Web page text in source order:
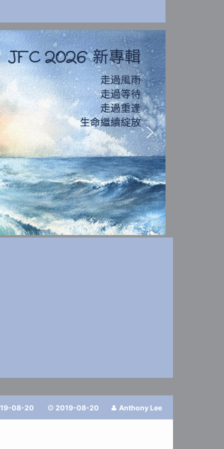
08-20  2019-08-20  Anthony Lee